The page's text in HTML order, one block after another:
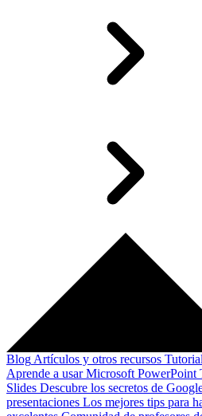
Blog Artículos y otros recursos
Aprende a usar Microsoft PowerPoint
Slides Descubre los secretos de
presentaciones Los mejores tips para